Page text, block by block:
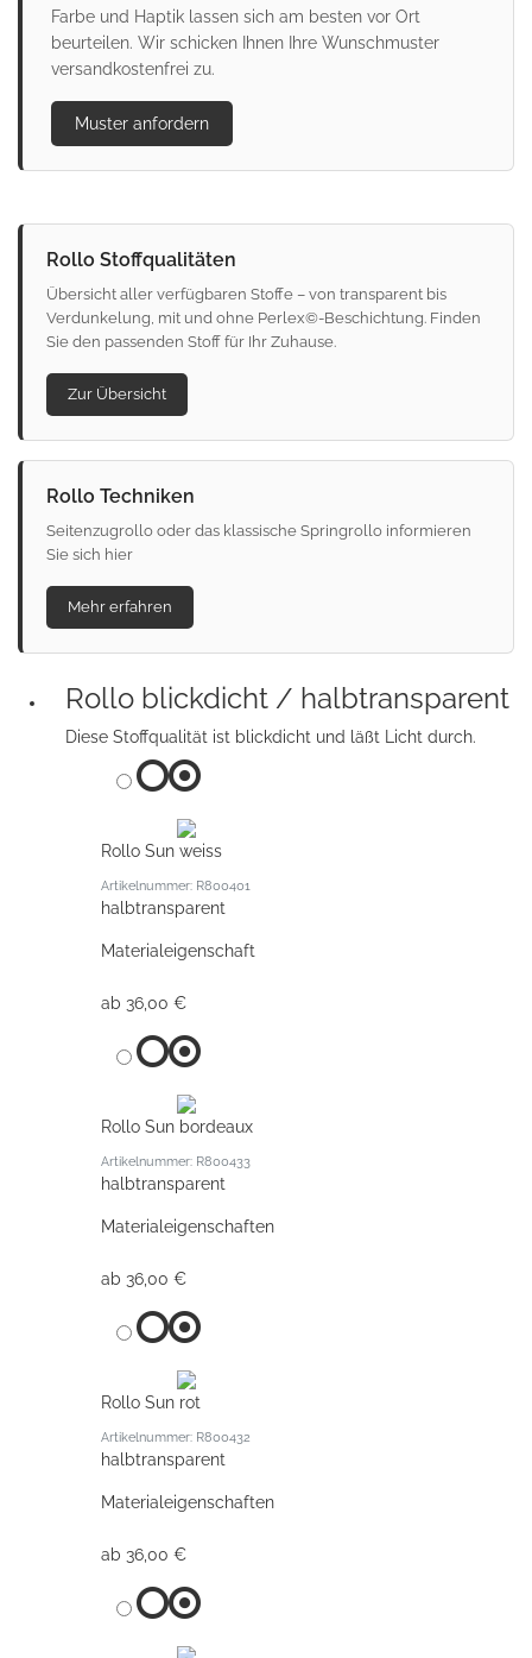
Farbe und Haptik lassen sich am besten vor Ort
beurteilen. Wir schicken Ihnen Ihre Wunschmuster
versandkostenfrei zu.
Muster anfordern
Rollo Stoffqualitäten
Übersicht aller verfügbaren Stoffe – von transparent bis
Verdunkelung, mit und ohne Perlex©-Beschichtung. Finden
Sie den passenden Stoff für Ihr Zuhause.
Zur Übersicht
Rollo Techniken
Seitenzugrollo oder das klassische Springrollo informieren
Sie sich hier
Mehr erfahren
Rollo blickdicht / halbtransparent
Diese Stoffqualität ist blickdicht und läßt Licht durch.
Rollo Sun weiss
Artikelnummer: R800401
halbtransparent
Materialeigenschaft
ab 36,00 €
Rollo Sun bordeaux
Artikelnummer: R800433
halbtransparent
Materialeigenschaften
ab 36,00 €
Rollo Sun rot
Artikelnummer: R800432
halbtransparent
Materialeigenschaften
ab 36,00 €